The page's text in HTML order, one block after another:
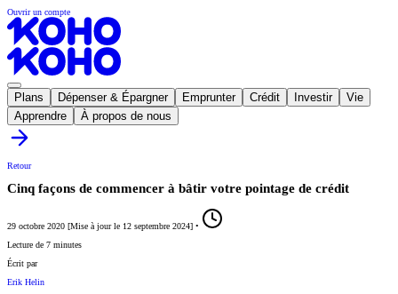
Ouvrir un compte
Plans Dépenser & Épargner Emprunter Crédit Investir
Vie
Apprendre
À propos de nous
Retour
Cinq façons de commencer à bâtir votre pointage de crédit
29 octobre 2020 [Mise à jour le 12 septembre 2024] •
Lecture de 7 minutes
Écrit par
Erik Helin